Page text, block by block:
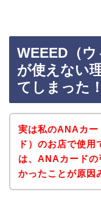
WEEED（
が使えない
てしまった！
実は私のANAカ
ド）のお店で使
は、ANAカードの
かったことが原因